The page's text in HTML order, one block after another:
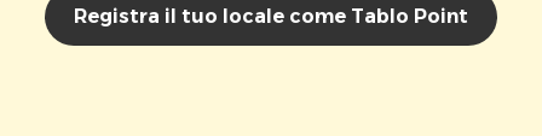
Registra il tuo locale come Tablo Point